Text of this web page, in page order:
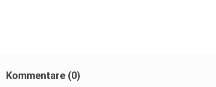
Kommentare (0)